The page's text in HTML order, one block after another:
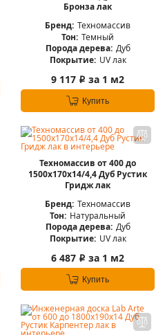
Бронза лак
Бренд: Техномассив
Тон: Темный
Порода дерева: Дуб
Покрытие: UV лак
9 117 i за 1 м2
Купить
Техномассив от 400 до
1500х170х14/4,4 Дуб Рустик
Гридж лак
Бренд: Техномассив
Тон: Натуральный
Порода дерева: Дуб
Покрытие: UV лак
6 487 i за 1 м2
Купить